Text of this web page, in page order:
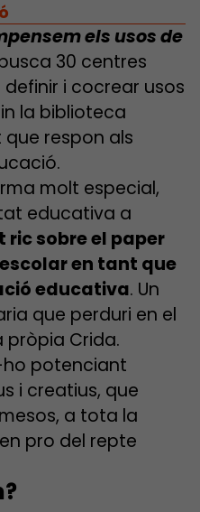
els usos de
30 centres
i cocrear usos
la biblioteca
respon als
molt especial,
educativa a
ric sobre el paper
en tant que
educativa. Un
que perduri en el
pròpia Crida.
ho potenciant
i creatius, que
a tota la
pro del repte